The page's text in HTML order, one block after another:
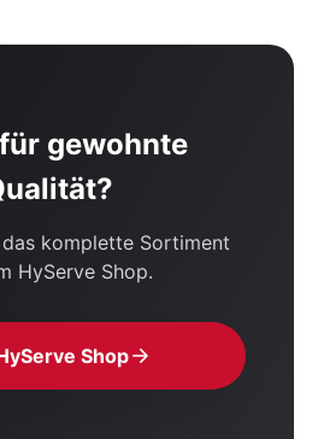
gewohnte
komplette Sortiment
HyServe Shop.
Shop